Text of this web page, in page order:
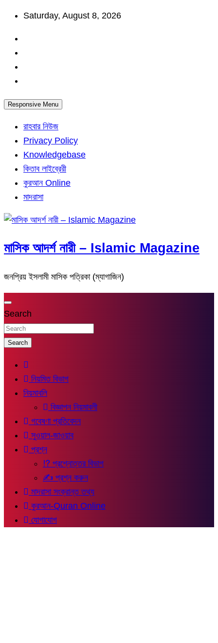
Skip
content
Saturday, August 8, 2026
Responsive Menu
রাহবার নিউজ
Privacy Policy
Knowledgebase
কিতাব লাইব্রেরী
কুরআন Online
মাদরাসা
মাসিক আদর্শ নারী – Islamic Magazine
জনপ্রিয় ইসলামী মাসিক পত্রিকা (ম্যাগাজিন)
Search
Search
নিয়মিত বিভাগ
নিয়মাবলি
বিজ্ঞাপন নিয়মাবলী
গবেষণা প্রতিবেদন
সুওয়াল-জাওয়াব
প্রশ্ন
⁉ প্রশ্নোত্তর বিভাগ
✍ প্রশ্ন করুন
মাদরাসা সংক্রান্ত তথ্য
কুরআন-Quran Online
যোগাযোগ